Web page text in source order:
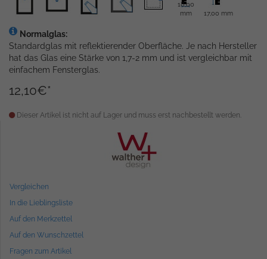
18,00
mm
17,00 mm
Normalglas:
Standardglas mit reflektierender Oberfläche. Je nach Hersteller
hat das Glas eine Stärke von 1,7-2 mm und ist vergleichbar mit
einfachem Fensterglas.
12,10€*
Dieser Artikel ist nicht auf Lager und muss erst nachbestellt werden.
Vergleichen
In die Lieblingsliste
Auf den Merkzettel
Auf den Wunschzettel
Fragen zum Artikel